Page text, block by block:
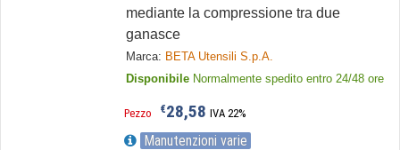
mediante la compressione tra due
ganasce
Marca: BETA Utensili S.p.A.
Disponibile Normalmente spedito entro 24/48 ore
Pezzo €28,58 IVA 22%
Manutenzioni varie